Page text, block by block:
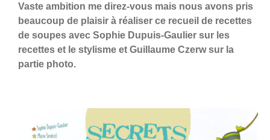
Vaste ambition me direz-vous mais nous avons pris
beaucoup de plaisir à réaliser ce recueil de recettes
de soupes avec Sophie Dupuis-Gaulier sur les
recettes et le stylisme et Guillaume Czerw sur la
partie photo.